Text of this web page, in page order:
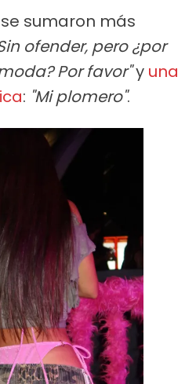
sumaron más
ofender, pero ¿por
Por favor"y una
: "Mi plomero".